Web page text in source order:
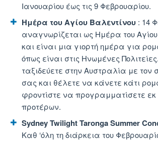
Ιανουαρίου έως τις 9 Φεβρουαρίου.
Ημέρα του Αγίου Βαλεντίνου : 14
αναγνωρίζεται ως Ημέρα του
και είναι μια γιορτή ημέρα για
όπως είναι στις Ηνωμένες
ταξιδεύετε στην Αυστραλία με τον
σας και θέλετε να κάνετε κάτι
φροντίστε να προγραμματίσετε εκ
προτέρων.
Sydney Twilight Taronga Summer
Καθ ‘όλη τη διάρκεια του